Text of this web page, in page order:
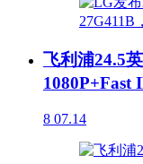
飞利浦24.5
1080P+Fast
8 07.14